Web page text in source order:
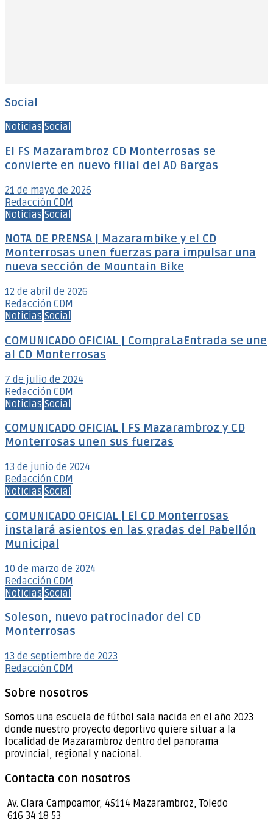
Social
Noticias Social
El FS Mazarambroz CD Monterrosas se
convierte en nuevo filial del AD Bargas
21 de mayo de 2026
Redacción CDM
Noticias Social
NOTA DE PRENSA | Mazarambike y el CD
Monterrosas unen fuerzas para impulsar una
nueva sección de Mountain Bike
12 de abril de 2026
Redacción CDM
Noticias Social
COMUNICADO OFICIAL | CompraLaEntrada se une
al CD Monterrosas
7 de julio de 2024
Redacción CDM
Noticias Social
COMUNICADO OFICIAL | FS Mazarambroz y CD
Monterrosas unen sus fuerzas
13 de junio de 2024
Redacción CDM
Noticias Social
COMUNICADO OFICIAL | El CD Monterrosas
instalará asientos en las gradas del Pabellón
Municipal
10 de marzo de 2024
Redacción CDM
Noticias Social
Soleson, nuevo patrocinador del CD
Monterrosas
13 de septiembre de 2023
Redacción CDM
Sobre nosotros
Somos una escuela de fútbol sala nacida en el año 2023
donde nuestro proyecto deportivo quiere situar a la
localidad de Mazarambroz dentro del panorama
provincial, regional y nacional.
Contacta con nosotros
Av. Clara Campoamor, 45114 Mazarambroz, Toledo
616 34 18 53